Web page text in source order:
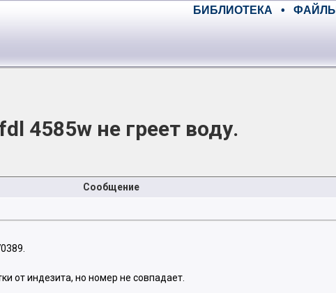
БИБЛИОТЕКА • ФАЙЛЫ
4585w не греет воду.
Сообщение
от индезита, но номер не совпадает.